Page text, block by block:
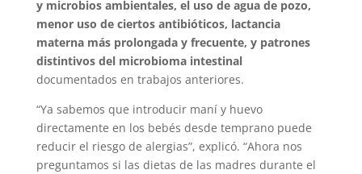
y microbios ambientales, el uso de agua de pozo,
menor uso de ciertos antibióticos, lactancia
materna más prolongada y frecuente, y patrones
distintivos del microbioma intestinal
documentados en trabajos anteriores.
“Ya sabemos que introducir maní y huevo
directamente en los bebés desde temprano puede
reducir el riesgo de alergias”, explicó. “Ahora nos
preguntamos si las dietas de las madres durante el